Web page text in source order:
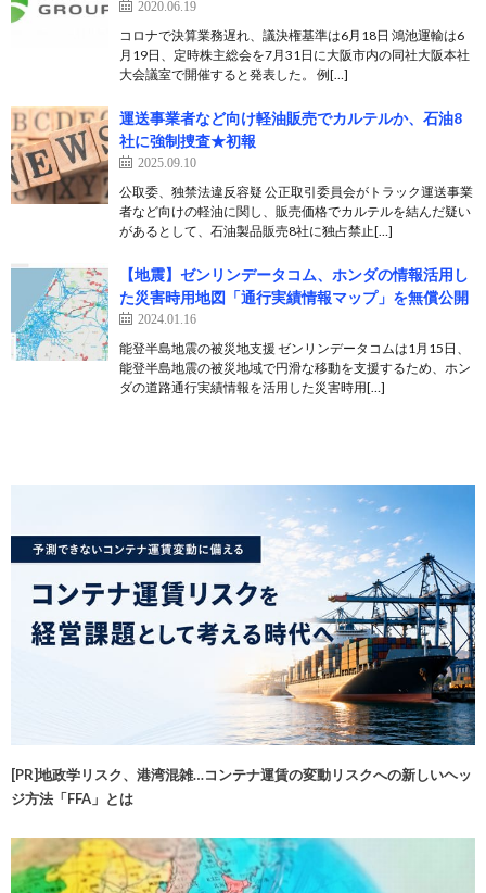
2020.06.19
コロナで決算業務遅れ、議決権基準は6月18日 鴻池運輸は6
月19日、定時株主総会を7月31日に大阪市内の同社大阪本社
大会議室で開催すると発表した。 例[…]
運送事業者など向け軽油販売でカルテルか、石油8
社に強制捜査★初報
2025.09.10
公取委、独禁法違反容疑 公正取引委員会がトラック運送事業
者など向けの軽油に関し、販売価格でカルテルを結んだ疑い
があるとして、石油製品販売8社に独占禁止[…]
【地震】ゼンリンデータコム、ホンダの情報活用し
た災害時用地図「通行実績情報マップ」を無償公開
2024.01.16
能登半島地震の被災地支援 ゼンリンデータコムは1月15日、
能登半島地震の被災地域で円滑な移動を支援するため、ホン
ダの道路通行実績情報を活用した災害時用[…]
[PR]地政学リスク、港湾混雑…コンテナ運賃の変動リスクへの新しいヘッ
ジ方法「FFA」とは